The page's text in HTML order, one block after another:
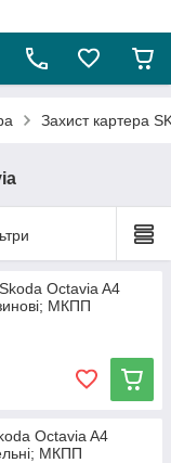
Захист картера
Octavia A4
МКПП
Octavia A4
МКПП